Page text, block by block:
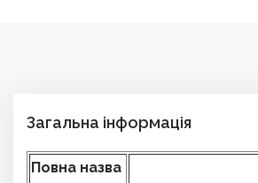
Загальна інформація
Повна назва